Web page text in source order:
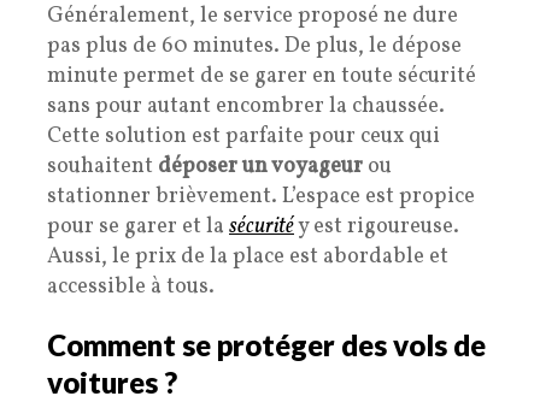
Généralement, le service proposé ne dure
pas plus de 60 minutes. De plus, le dépose
minute permet de se garer en toute sécurité
sans pour autant encombrer la chaussée.
Cette solution est parfaite pour ceux qui
souhaitent déposer un voyageur ou
stationner brièvement. L’espace est propice
pour se garer et la sécuritéy est rigoureuse.
Aussi, le prix de la place est abordable et
accessible à tous.
Comment se protéger des vols de
voitures ?